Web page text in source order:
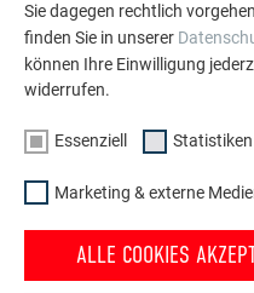
Sie dagegen rechtlich
finden Sie in unserer
können Ihre Einwilligung
widerrufen.
Essenziell Statistiken
Marketing & externe
ALLE COOKIES